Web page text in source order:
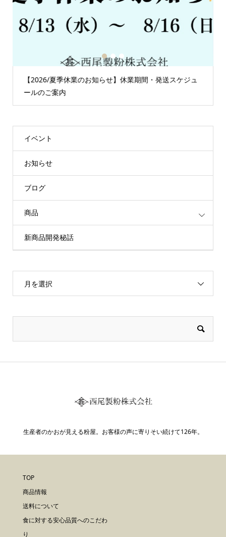
【2026/夏季休業のお知らせ】休業期間・発送スケジュ
ールのご案内
1 2 3
イベント
お知らせ
ブログ
商品
新商品開発秘話
月を選択
生産者のかおが見える粉屋。お客様の声に寄りそい続けて126年。
TOP
商品情報
送料について
食に対する安心品質へのこだわ
り